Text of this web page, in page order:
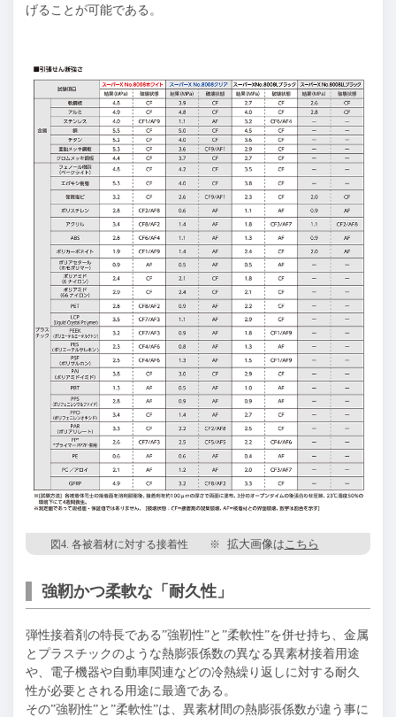
げることが可能である。
図4. 各被着材に対する接着性 ※ 拡大画像は こちら
強靭かつ柔軟な「耐久性」
弾性接着剤の特長である”強靭性”と”柔軟性”を併せ持ち、金属
とプラスチックのような熱膨張係数の異なる異素材接着用途
や、電子機器や自動車関連などの冷熱繰り返しに対する耐久
性が必要とされる用途に最適である。
その”強靭性”と”柔軟性”は、異素材間の熱膨張係数が違う事に